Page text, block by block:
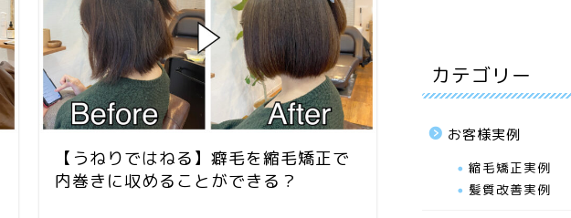
【うねりではねる】癖毛を縮毛矯正で
内巻きに収めることができる？
カテゴリー
お客様実例
縮毛矯正実例
髪質改善実例